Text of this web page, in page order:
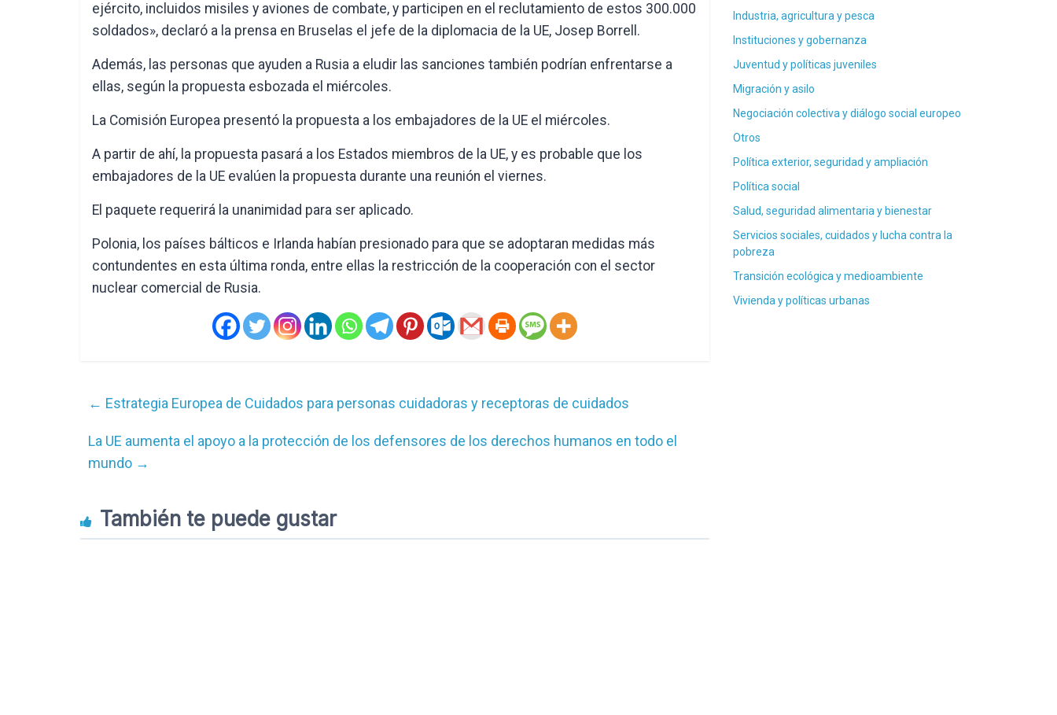
ejército, incluidos misiles y aviones de combate, y participen en el reclutamiento de estos 300.000
soldados», declaró a la prensa en Bruselas el jefe de la diplomacia de la UE, Josep Borrell.
Además, las personas que ayuden a Rusia a eludir las sanciones también podrían enfrentarse a
ellas, según la propuesta esbozada el miércoles.
La Comisión Europea presentó la propuesta a los embajadores de la UE el miércoles.
A partir de ahí, la propuesta pasará a los Estados miembros de la UE, y es probable que los
embajadores de la UE evalúen la propuesta durante una reunión el viernes.
El paquete requerirá la unanimidad para ser aplicado.
Polonia, los países bálticos e Irlanda habían presionado para que se adoptaran medidas más
contundentes en esta última ronda, entre ellas la restricción de la cooperación con el sector
nuclear comercial de Rusia.
← Estrategia Europea de Cuidados para personas cuidadoras y receptoras de cuidados
La UE aumenta el apoyo a la protección de los defensores de los derechos humanos en todo el
mundo →
También te puede gustar
Industria, agricultura y pesca
Instituciones y gobernanza
Juventud y políticas juveniles
Migración y asilo
Negociación colectiva y diálogo social europeo
Otros
Política exterior, seguridad y ampliación
Política social
Salud, seguridad alimentaria y bienestar
Servicios sociales, cuidados y lucha contra la
pobreza
Transición ecológica y medioambiente
Vivienda y políticas urbanas